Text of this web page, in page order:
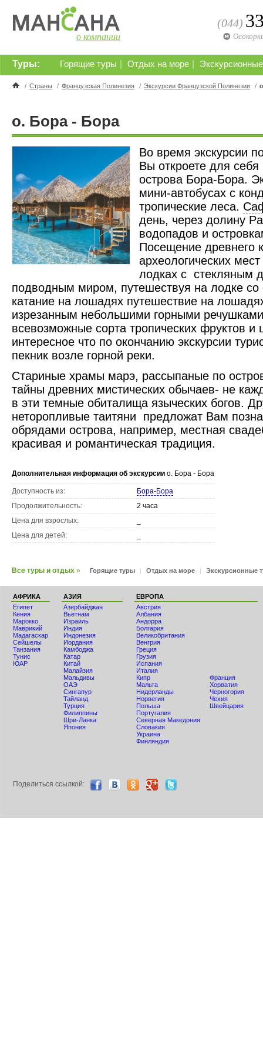
о компании
(044)
Горящие туры Отдых на море
Туры:
/ Страны / Французская Полинезия / Экскурсии Французской Полинезии /
о. Бора - Бора
Во время экскурсии
Вы откроете для
острова Бора-Бора.
мини-автобусах с
тропические леса.
день, через долину
водопадов и
Посещение древнего
археологических
лодках с стекляным
подводным миром, путешествуя на лодке
катание на лошадях путешествие на
изрезанным небольшими горными
всевозможные сорта тропических фруктов и
интересное что по окончанию экскурсии
пекник возле горной реки.
Стариные храмы марэ, рассыпаные по
тайны древних мистических обычаев- не
в эти темные обиталища языческих богов.
неторопливые таитяни предложат Вам
обрядами острова, например, местная
красивая и романтическая традиция.
Дополнительная информация об экскурсии о. Бора - Бора
Доступность из:
Бopa-Бора
Продолжительность:
2 часа
Цена для взрослых:
Цена для детей:
Все туры и отдых » Горящие туры | Отдых на море | Экскурсионные
АФРИКА
Египет
Кения
Мaрокко
Маврикий
Мадагаскар
Сейшелы
Танзания
Тунис
ЮАР
АЗИЯ
Азербайджан
Вьетнам
Израиль
Индия
Индонезия
Иордания
Камбоджа
Катар
Китай
Малайзия
Мальдивы
ОАЭ
Сингапур
Тайланд
Турция
Филиппины
Шри-Ланка
Япония
ЕВРОПА
Австрия
Албания
Андорра
Болгария
Великобритания
Венгрия
Греция
Грузия
Испания
Италия
Кипр
Мальта
Нидерланды
Норвегия
Польша
Португалия
Северная Македония
Словакия
Украина
Финляндия
Франция
Хорватия
Черногория
Чехия
Швейцария
Поделиться ccылкой: